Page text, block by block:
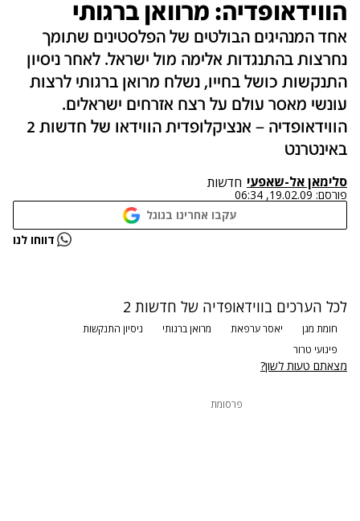
הווידאופדיה: מרוואן ברגותי
אחד המנהיגים הבולטים של הפלסטינים שתומך
נחרצות בהתנגדות אלימה מול ישראל. לאחר ניסיון
התנקשות כושל בחייו, נשלח מרואן ברגותי לרצות
עונשי מאסר עולם על רצח אזרחים ישראלים.
הווידאופדיה – אנציקלופדית הווידאו של חדשות 2
באינטרנט
סלימאן אל-שאפעי חדשות
פורסם: 19.02.09, 06:34
עקבו אחרינו בגוגל
נתקלנו בבעיה דווחו לנו
לכל הערכים בווידאופדיה של חדשות 2
חומת מגן יאסר ערפאת מרואן ברגותי
ניסיון התנקשות
פיגועי טרור
מצאתם טעות לשון?
פרסומת